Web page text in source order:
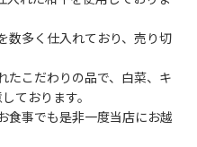
数多く仕入れており、売り切
たこだわりの品で、白菜、キ
ております。
食事でも是非一度当店にお越